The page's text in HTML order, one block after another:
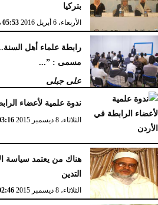
بتركيا
الأربعاء، 6 أبريل 2016 05:53 مـ
رابطة علماء أهل
مسمى : ”...
على جبلى
الإثنين، 21 مارس 2016
ندوة علمية لأعضاء
الثلاثاء، 8 ديسمبر 2015 03:16
هناك من يعتمد سياسة
التدين
الثلاثاء، 8 ديسمبر 2015 02:46